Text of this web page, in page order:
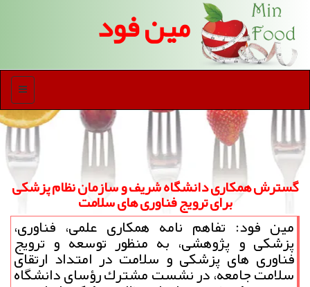
مین فود
منو
گسترش همكاری دانشگاه شریف و سازمان نظام پزشكی
برای ترویج فناوری های سلامت
مین فود: تفاهم نامه همكاری علمی، فناوری،
پزشكی و پژوهشی، به منظور توسعه و ترویج
فناوری های پزشكی و سلامت در امتداد ارتقای
سلامت جامعه، در نشست مشترك رؤسای دانشگاه